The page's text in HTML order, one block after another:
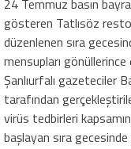
24 Temmuz basın
gösteren Tatlısöz
düzenlenen sıra
mensupları gönüllerince
Şanlıurfalı gazeteciler
tarafından
virüs tedbirleri
başlayan sıra